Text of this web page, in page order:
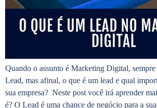
Quando o assunto é Marketing Digital,
Lead, mas afinal, o que é um lead e qual
sua empresa? Neste post você irá aprender
é? O Lead é uma chance de negócio para a